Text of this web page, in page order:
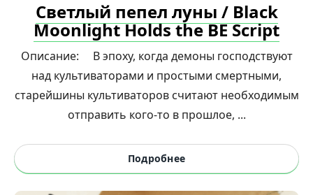
Светлый пепел луны / Black
Moonlight Holds the BE Script
Описание: В эпоху, когда демоны господствуют
над культиваторами и простыми смертными,
старейшины культиваторов считают необходимым
отправить кого-то в прошлое, ...
Подробнее